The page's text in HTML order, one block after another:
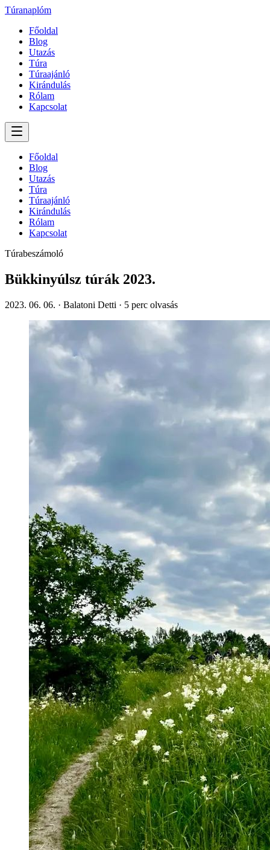
Túranaplóm
Főoldal
Blog
Utazás
Túra
Túraajánló
Kirándulás
Rólam
Kapcsolat
Főoldal
Blog
Utazás
Túra
Túraajánló
Kirándulás
Rólam
Kapcsolat
Túrabeszámoló
Bükkinyúlsz túrák 2023.
2023. 06. 06. · Balatoni Detti · 5 perc olvasás